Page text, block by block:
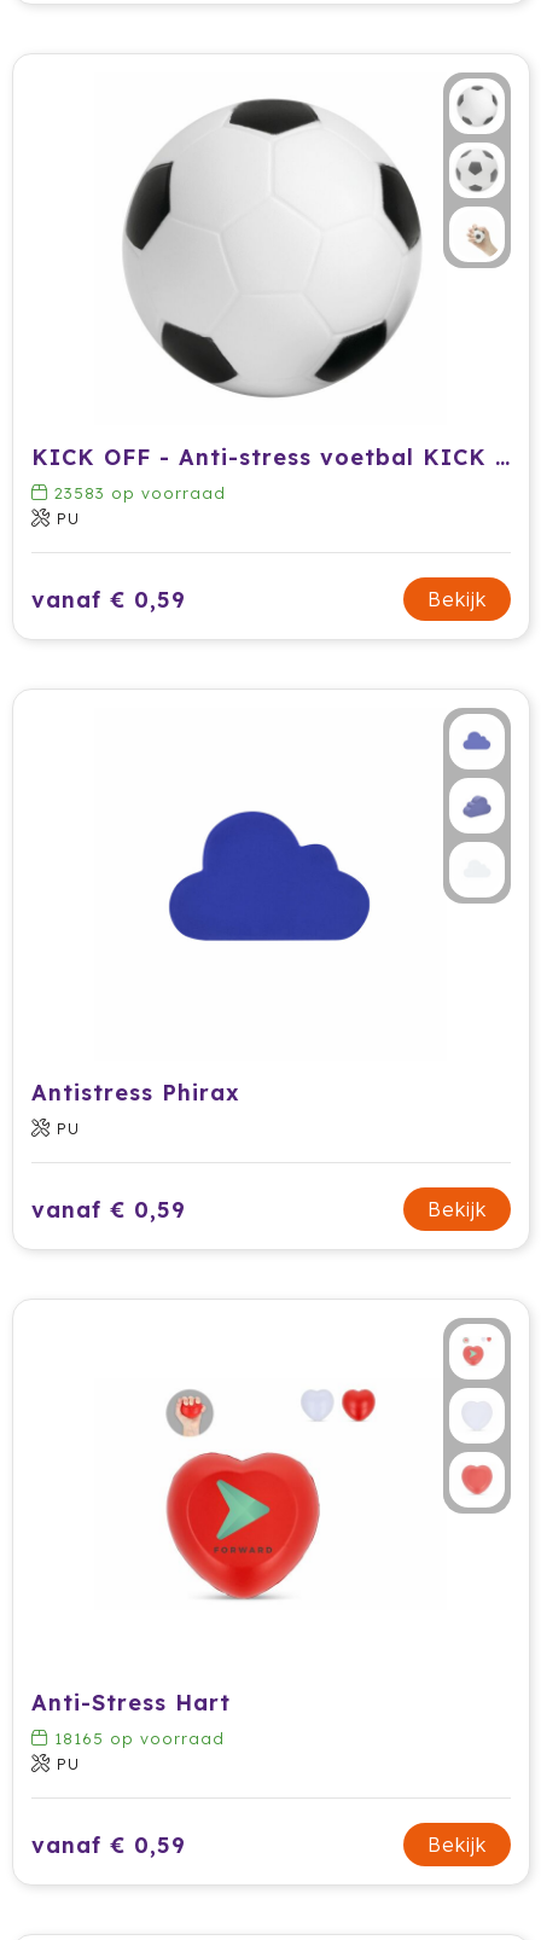
KICK OFF - Anti-stress voetbal KICK OF
23583 op voorraad
PU
vanaf € 0,59 Bekijk
Antistress Phirax
PU
vanaf € 0,59 Bekijk
Anti-Stress Hart
18165 op voorraad
PU
vanaf € 0,59 Bekijk